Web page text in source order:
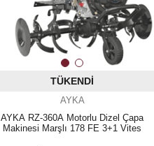
TÜKENDI
AYKA
AYKA RZ-360A Motorlu Dizel Çapa
Makinesi Marşlı 178 FE 3+1 Vites